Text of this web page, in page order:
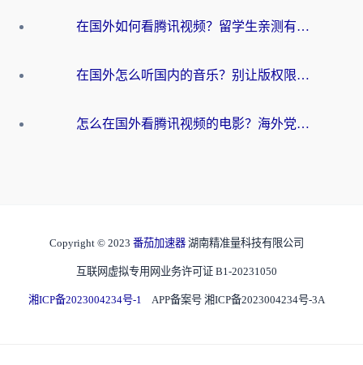
在国外如何看腾讯视频？留学生亲测有效的回国加速方案
在国外怎么听国内的音乐？别让版权限制断了你的华语歌单
怎么在国外看腾讯视频的电影？海外党亲测有效的回国加速指南
Copyright © 2023 番茄加速器 湖南精准量科技有限公司
互联网虚拟专用网业务许可证 B1-20231050
湘ICP备2023004234号-1 APP备案号 湘ICP备2023004234号-3A